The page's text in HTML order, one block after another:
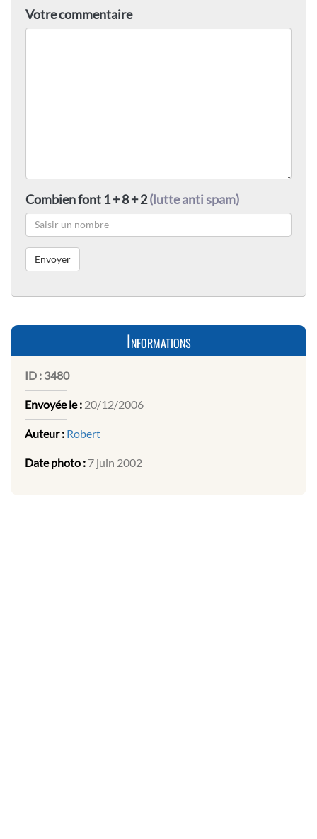
Votre commentaire
Combien font 1 + 8 + 2(lutte anti spam)
Informations
ID : 3480
Envoyée le : 20/12/2006
Auteur : Robert
Date photo : 7 juin 2002